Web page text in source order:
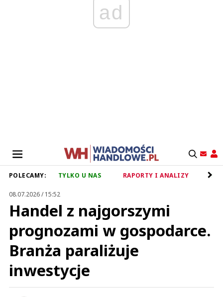
ad
POLECAMY: TYLKO U NAS RAPORTY I ANALIZY
08.07.2026 / 15:52
Handel z najgorszymi
prognozami w gospodarce.
Branża paraliżuje
inwestycje